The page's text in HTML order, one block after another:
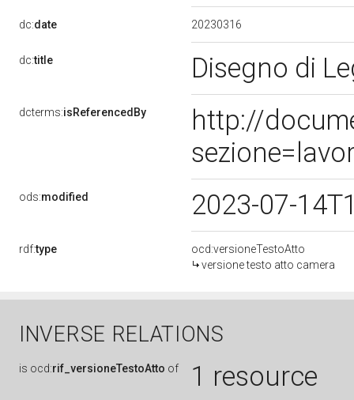
dc:date 20230316
dc:title Disegno di
dcterms:isReferencedBy
http://
ods:modified 2023-07-
rdf:type
ocd:versioneTestoAtto
versione testo atto camera
INVERSE RELATIONS
is ocd:rif_versioneTestoAtto of 1 resource